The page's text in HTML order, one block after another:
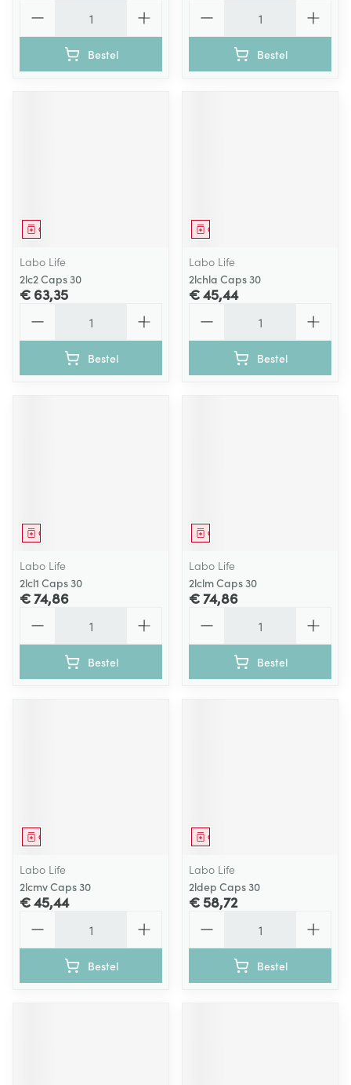
Bestel Bestel
Geneesmiddel
Labo Life
2lc2 Caps 30
€ 63,35
Bestel
Geneesmiddel
Labo Life
2lchla Caps 30
€ 45,44
Bestel
Geneesmiddel
Labo Life
2lcl1 Caps 30
€ 74,86
Bestel
Geneesmiddel
Labo Life
2lclm Caps 30
€ 74,86
Bestel
Geneesmiddel
Labo Life
2lcmv Caps 30
€ 45,44
Bestel
Geneesmiddel
Labo Life
2ldep Caps 30
€ 58,72
Bestel